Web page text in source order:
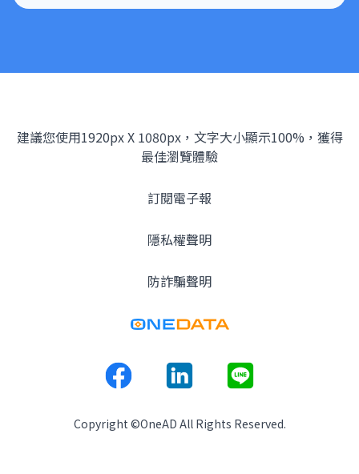
建議您使用1920px X 1080px，文字大小顯示100%，獲得
最佳瀏覽體驗
訂閱電子報
隱私權聲明
防詐騙聲明
Copyright ©OneAD All Rights Reserved.